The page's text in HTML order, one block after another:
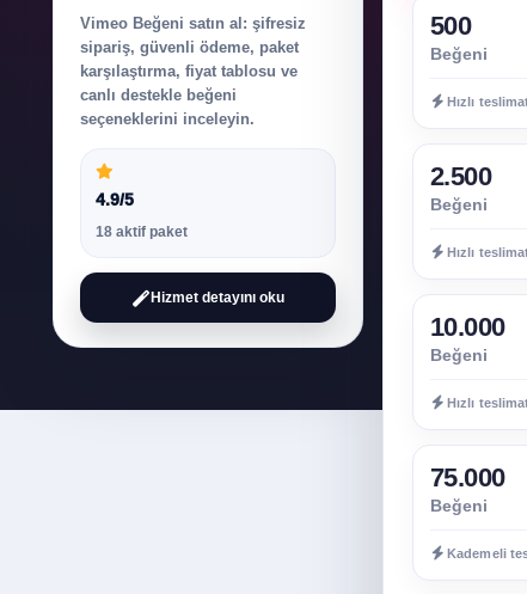
Vimeo Beğeni satın al: şifresiz
sipariş, güvenli ödeme, paket
karşılaştırma, fiyat tablosu ve
canlı destekle beğeni
seçeneklerini inceleyin.
4.9/5
18 aktif paket
Hizmet detayını oku
500
Beğeni
Hızlı
2.500
Beğeni
Hızlı
10.000
Beğeni
Hızlı
75.000
Beğeni
Kademeli